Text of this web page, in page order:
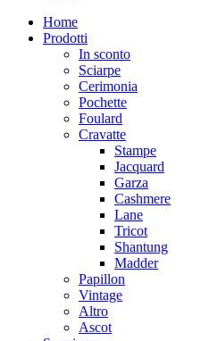
Home
Prodotti
In sconto
Sciarpe
Cerimonia
Pochette
Foulard
Cravatte
Stampe
Jacquard
Garza
Cashmere
Lane
Tricot
Shantung
Madder
Papillon
Vintage
Altro
Ascot